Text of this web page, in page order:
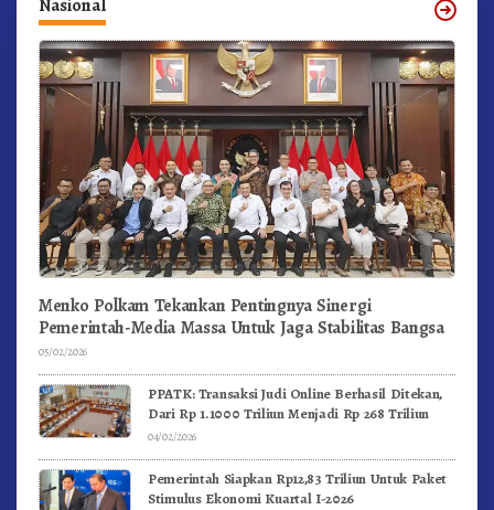
Nasional
Menko Polkam Tekankan Pentingnya Sinergi
Pemerintah-Media Massa Untuk Jaga Stabilitas Bangsa
05/02/2026
PPATK: Transaksi Judi Online Berhasil Ditekan,
Dari Rp 1.1000 Triliun Menjadi Rp 268 Triliun
04/02/2026
Pemerintah Siapkan Rp12,83 Triliun Untuk Paket
Stimulus Ekonomi Kuartal I-2026